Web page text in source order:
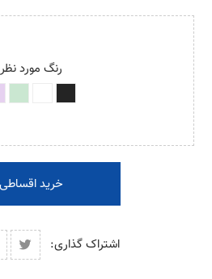
رنگ مورد نظر
خرید اقساطی
اشتراک گذاری: